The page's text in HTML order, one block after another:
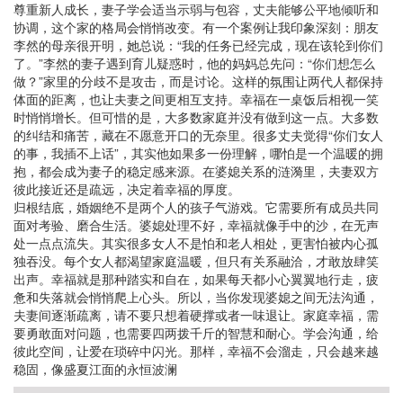
尊重新人成长，妻子学会适当示弱与包容，丈夫能够公平地倾听和
协调，这个家的格局会悄悄改变。有一个案例让我印象深刻：朋友
李然的母亲很开明，她总说：“我的任务已经完成，现在该轮到你们
了。”李然的妻子遇到育儿疑惑时，他的妈妈总先问：“你们想怎么
做？”家里的分歧不是攻击，而是讨论。这样的氛围让两代人都保持
体面的距离，也让夫妻之间更相互支持。幸福在一桌饭后相视一笑
时悄悄增长。但可惜的是，大多数家庭并没有做到这一点。大多数
的纠结和痛苦，藏在不愿意开口的无奈里。很多丈夫觉得“你们女人
的事，我插不上话”，其实他如果多一份理解，哪怕是一个温暖的拥
抱，都会成为妻子的稳定感来源。在婆媳关系的涟漪里，夫妻双方
彼此接近还是疏远，决定着幸福的厚度。
归根结底，婚姻绝不是两个人的孩子气游戏。它需要所有成员共同
面对考验、磨合生活。婆媳处理不好，幸福就像手中的沙，在无声
处一点点流失。其实很多女人不是怕和老人相处，更害怕被内心孤
独吞没。每个女人都渴望家庭温暖，但只有关系融洽，才敢放肆笑
出声。幸福就是那种踏实和自在，如果每天都小心翼翼地行走，疲
惫和失落就会悄悄爬上心头。所以，当你发现婆媳之间无法沟通，
夫妻间逐渐疏离，请不要只想着硬撑或者一味退让。家庭幸福，需
要勇敢面对问题，也需要四两拨千斤的智慧和耐心。学会沟通，给
彼此空间，让爱在琐碎中闪光。那样，幸福不会溜走，只会越来越
稳固，像盛夏江面的永恒波澜